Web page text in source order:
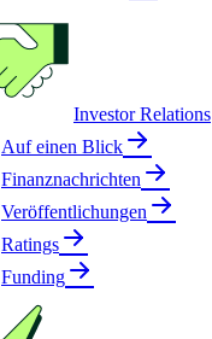
Investor Relations
Auf einen Blick
Finanznachrichten
Veröffentlichungen
Ratings
Funding